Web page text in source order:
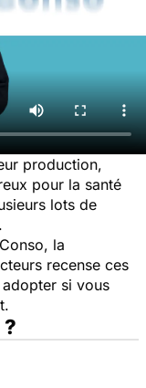
production,
pour la santé
lots de
la
recense ces
si vous